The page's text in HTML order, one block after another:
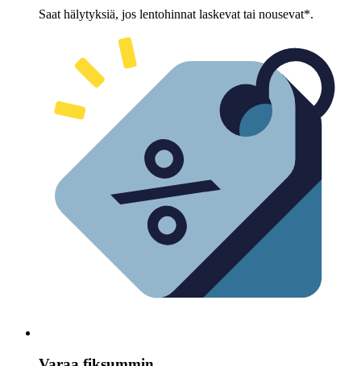
Saat hälytyksiä, jos lentohinnat laskevat tai nousevat*.